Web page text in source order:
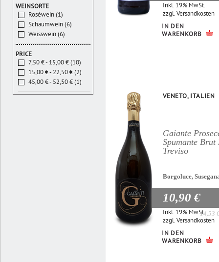
Inkl. 19% MwSt.
zzgl.Versandkosten
IN DEN
WARENKORB
VENETO, ITALIEN
Gaiante
Spumante Brut
Treviso
Borgoluce,
10,90 €
14,53
Inkl. 19% MwSt.
zzgl.Versandkosten
IN DEN
WARENKORB
WEINSORTE
Roséwein (1)
Schaumwein (6)
Weisswein (6)
PRICE
7,50 € - 15,00 € (10)
15,00 € - 22,50 € (2)
45,00 € - 52,50 € (1)